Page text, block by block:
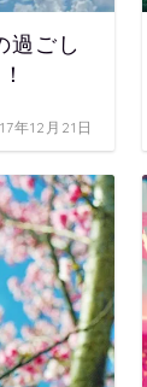
過ごし
年12月21日